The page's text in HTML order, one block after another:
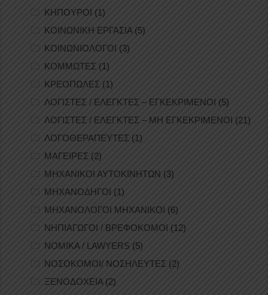
ΚΗΠΟΥΡΟΙ (1)
ΚΟΙΝΩΝΙΚΗ ΕΡΓΑΣΙΑ(5)
ΚΟΙΝΩΝΙΟΛΟΓΟΙ (3)
ΚΟΜΜΩΤΕΣ (1)
ΚΡΕΟΠΩΛΕΣ (1)
ΛΟΓΙΣΤΕΣ / ΕΛΕΓΚΤΕΣ – ΕΓΚΕΚΡΙΜΕΝΟΙ (5)
ΛΟΓΙΣΤΕΣ / ΕΛΕΓΚΤΕΣ – ΜΗ ΕΓΚΕΚΡΙΜΕΝΟΙ (21)
ΛΟΓΟΘΕΡΑΠΕΥΤΕΣ (1)
ΜΑΓΕΙΡΕΣ (2)
ΜΗΧΑΝΙΚΟΙ ΑΥΤΟΚΙΝΗΤΩΝ (3)
ΜΗΧΑΝΟΔΗΓΟΙ (1)
ΜΗΧΑΝΟΛΟΓΟΙ ΜΗΧΑΝΙΚΟΙ (6)
ΝΗΠΙΑΓΩΓΟΙ / ΒΡΕΦΟΚΟΜΟΙ (12)
ΝΟΜΙΚΑ / LAWYERS (5)
ΝΟΣΟΚΟΜΟΙ/ ΝΟΣΗΛΕΥΤΕΣ (2)
ΞΕΝΟΔΟΧΕΙΑ(2)